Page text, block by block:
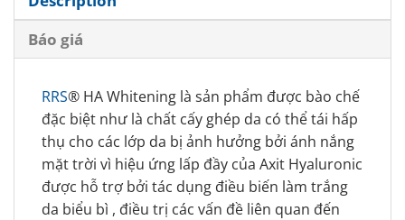
Báo giá
RRS® HA Whitening là sản phẩm được bào chế
đặc biệt như là chất cấy ghép da có thể tái hấp
thụ cho các lớp da bị ảnh hưởng bởi ánh nắng
mặt trời vì hiệu ứng lấp đầy của Axit Hyaluronic
được hỗ trợ bởi tác dụng điều biến làm trắng
da biểu bì , điều trị các vấn đề liên quan đến